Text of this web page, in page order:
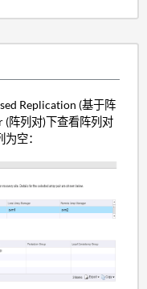
Replication (基于阵
(阵列对)下查看阵列对
空：